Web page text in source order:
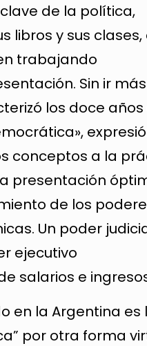
de la política,
libros y sus clases,
trabajando
Sin ir
los doce años
conceptos a la
presentación
de los
Un poder
ejecutivo
salarios e
en la Argentina es
por otra forma